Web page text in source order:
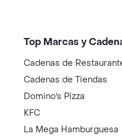
Top Marcas y
Cadenas de
Cadenas de Tiendas
Domino's Pizza
KFC
La Mega Hamburguesa